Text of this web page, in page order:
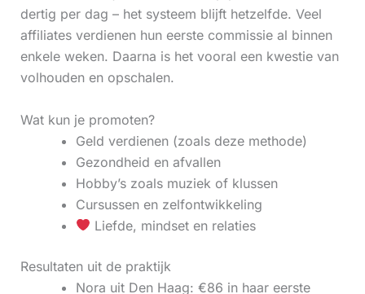
dertig per dag – het systeem blijft hetzelfde. Veel
affiliates verdienen hun eerste commissie al binnen
enkele weken. Daarna is het vooral een kwestie van
volhouden en opschalen.
Wat kun je promoten?
Geld verdienen (zoals deze methode)
Gezondheid en afvallen
Hobby’s zoals muziek of klussen
Cursussen en zelfontwikkeling
Liefde, mindset en relaties
Resultaten uit de praktijk
Nora uit Den Haag: €86 in haar eerste